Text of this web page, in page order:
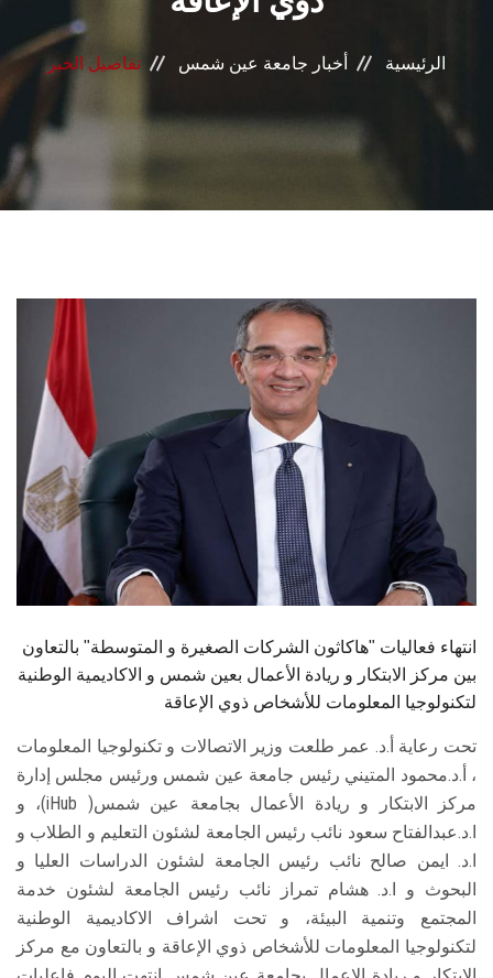
الأنظمة الذكية
تواصل معنا
الدراسات العليا
الخريجين
الموظفون
الزائـرون
سجل الان
الرئيسية أخبار جامعة عين شمس تفاصيل الخبر
انتهاء فعاليات "هاكاثون الشركات الصغيرة و المتوسطة" بالتعاون
بين مركز الابتكار و ريادة الأعمال بعين شمس و الاكاديمية الوطنية
لتكنولوجيا المعلومات للأشخاص ذوي الإعاقة
تحت رعاية أ.د. عمر طلعت وزير الاتصالات و تكنولوجيا المعلومات
، أ.د.محمود المتيني رئيس جامعة عين شمس ورئيس مجلس إدارة
مركز الابتكار و ريادة الأعمال بجامعة عين شمس( iHub)، و
ا.د.عبدالفتاح سعود نائب رئيس الجامعة لشئون التعليم و الطلاب و
ا.د. ايمن صالح نائب رئيس الجامعة لشئون الدراسات العليا و
البحوث و ا.د. هشام تمراز نائب رئيس الجامعة لشئون خدمة
المجتمع وتنمية البيئة، و تحت اشراف الاكاديمية الوطنية
لتكنولوجيا المعلومات للأشخاص ذوي الإعاقة و بالتعاون مع مركز